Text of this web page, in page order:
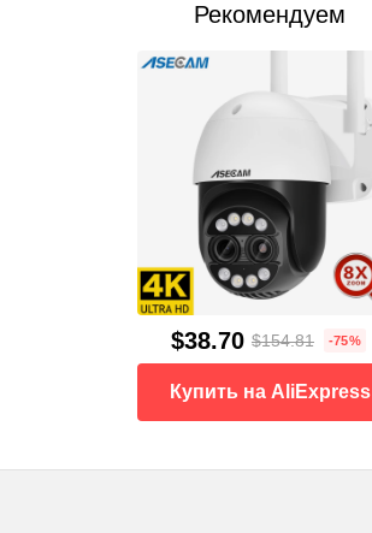
Рекомендуем
$38.70 $154.81 -75%
Купить на AliExpress